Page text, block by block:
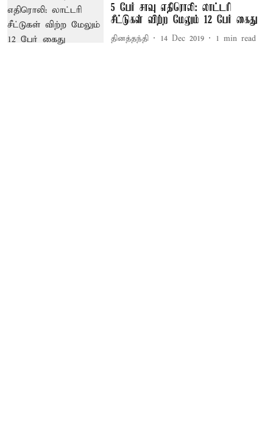
5 பேர் சாவு எதிரொலி: லாட்டரி
சீட்டுகள் விற்ற மேலும் 12 பேர் கைது
தினத்தந்தி 14 Dec 2019 1 min read